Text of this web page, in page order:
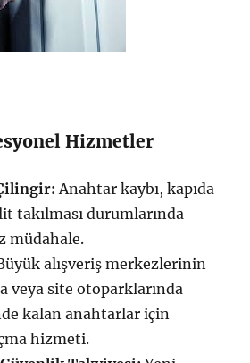
Hizmetler
Anahtar kaybı, kapıda
takılması durumlarında
müdahale.
alışveriş merkezlerinin
veya site otoparklarında
kalan anahtarlar için
hizmeti.